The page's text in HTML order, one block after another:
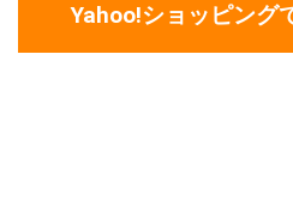
Yahoo!ショッピング